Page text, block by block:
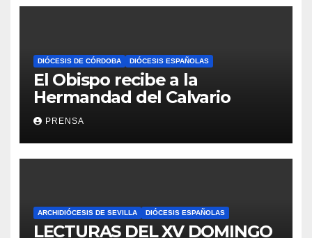
DIÓCESIS DE CÓRDOBA DIÓCESIS ESPAÑOLAS
El Obispo recibe a la
Hermandad del Calvario
PRENSA
ARCHIDIÓCESIS DE SEVILLA DIÓCESIS ESPAÑOLAS
LECTURAS DEL XV DOMINGO